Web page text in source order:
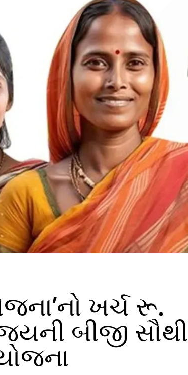
ખર્ચ રૂ.
બીજી સૌથી